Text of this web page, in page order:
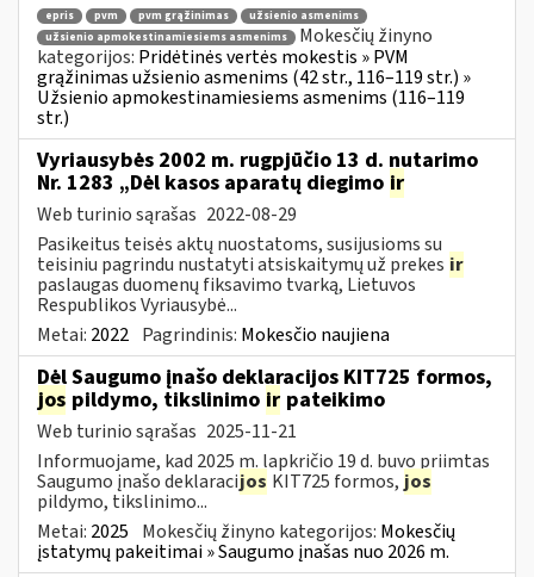
epris pvm pvm grąžinimas
užsienio asmenims
užsienio apmokestinamiesiems asmenims
Mokesčių žinyno
kategorijos: Pridėtinės vertės mokestis » PVM
grąžinimas užsienio asmenims (42 str., 116–119 str.) »
Užsienio apmokestinamiesiems asmenims (116–119
str.)
Vyriausybės 2002 m. rugpjūčio 13 d. nutarimo
Nr. 1283 „Dėl kasos aparatų diegimo ir
Web turinio sąrašas 2022-08-29
Pasikeitus teisės aktų nuostatoms, susijusioms su
teisiniu pagrindu nustatyti atsiskaitymų už prekes ir
paslaugas duomenų fiksavimo tvarką, Lietuvos
Respublikos Vyriausybė...
Metai: 2022 Pagrindinis: Mokesčio naujiena
Dėl Saugumo įnašo deklaracijos KIT725 formos,
jos pildymo, tikslinimo ir pateikimo
Web turinio sąrašas 2025-11-21
Informuojame, kad 2025 m. lapkričio 19 d. buvo priimtas
Saugumo įnašo deklaracijos KIT725 formos, jos
pildymo, tikslinimo...
Metai: 2025 Mokesčių žinyno kategorijos: Mokesčių
įstatymų pakeitimai » Saugumo įnašas nuo 2026 m.